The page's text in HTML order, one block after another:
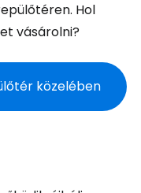
Hol
vásárolni?
közelében